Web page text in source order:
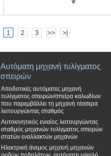
1 2 3 >> >|
Αυτόματη μηχανή τυλίγματος
σπειρών
Αποδοτικές αυτόματες μηχανή
τυλίγματος σπειρών/σπείρα καλωδίων
που παρεμβάλλει τη μηχανή τέσσερα
λειτουργώντας σταθμός
Αυτοκινητικός ενιαίος λειτουργώντας
σταθμός μηχανών τυλίγματος σπειρών
στατών εναλλακτών μηχανών
Ηλεκτρική άνεμος μηχανή μηχανών